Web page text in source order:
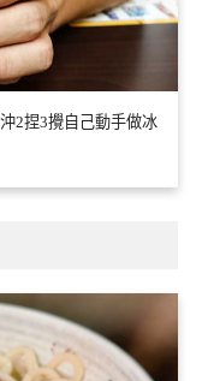
2捏3攪自己動手做冰